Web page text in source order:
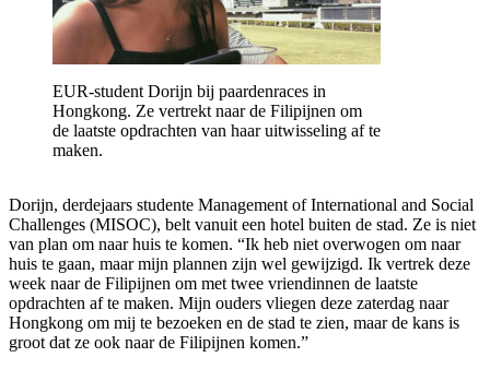
EUR-student Dorijn bij paardenraces in
Hongkong. Ze vertrekt naar de Filipijnen om
de laatste opdrachten van haar uitwisseling af te
maken.
Dorijn, derdejaars studente Management of International and Social
Challenges (MISOC), belt vanuit een hotel buiten de stad. Ze is niet
van plan om naar huis te komen. “Ik heb niet overwogen om naar
huis te gaan, maar mijn plannen zijn wel gewijzigd. Ik vertrek deze
week naar de Filipijnen om met twee vriendinnen de laatste
opdrachten af te maken. Mijn ouders vliegen deze zaterdag naar
Hongkong om mij te bezoeken en de stad te zien, maar de kans is
groot dat ze ook naar de Filipijnen komen.”